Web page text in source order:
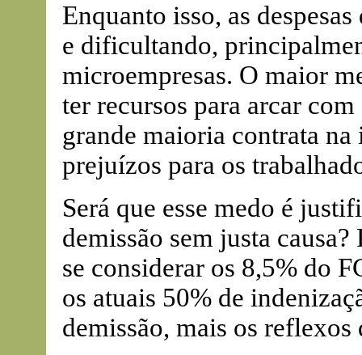
Enquanto isso, as
e dificultando,
microempresas. O maior
ter recursos para arcar
grande maioria contrata
prejuízos para os
Será que esse medo é
demissão sem justa
se considerar os 8,5% do
os atuais 50% de
demissão, mais os